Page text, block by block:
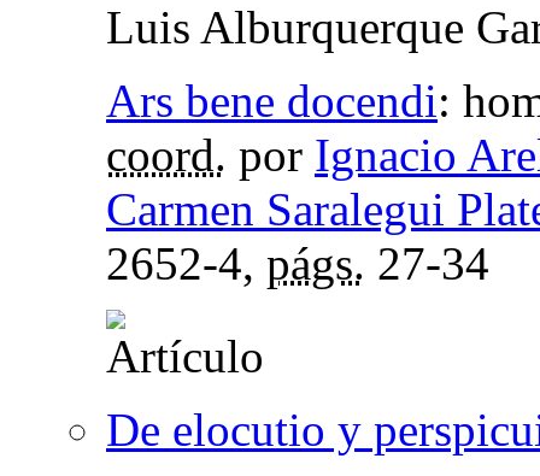
Luis Alburquerque
Ars bene docendi:
coord. por Ignacio
Carmen Saralegui
2652-4, págs. 27-34
De elocutio y